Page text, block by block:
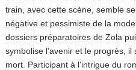
train, avec cette scène, semble
négative et pessimiste de la
dossiers préparatoires de Zola
symbolise l’avenir et le progrès,
mort. Participant à l’intrigue du